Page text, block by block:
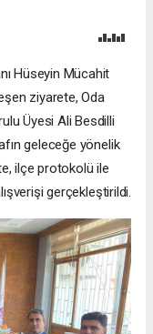
Hüseyin Mücahit
ziyarete, Oda
Üyesi Ali Besdilli
geleceğe yönelik
ilçe protokolü ile
gerçekleştirildi.